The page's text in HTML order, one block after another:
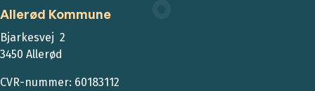
Allerød Kommune
Bjarkesvej 2
3450 Allerød
CVR-nummer: 60183112